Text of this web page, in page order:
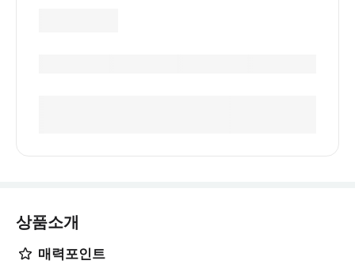
상품소개
매력포인트